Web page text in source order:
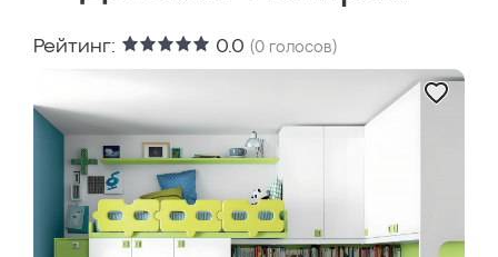
Рейтинг: 0.0 (0 голосов)